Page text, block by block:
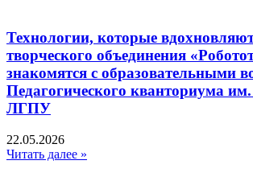
Технологии, которые
творческого объединения
знакомятся с образовательными
Педагогического кванториума
ЛГПУ
22.05.2026
Читать далее »